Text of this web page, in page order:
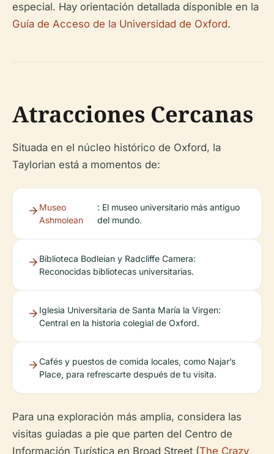
especial. Hay orientación detallada disponible en la
Guía de Acceso de la Universidad de Oxford.
Atracciones Cercanas
Situada en el núcleo histórico de Oxford, la
Taylorian está a momentos de:
Museo
Ashmolean
: El museo universitario más antiguo
del mundo.
Biblioteca Bodleian y Radcliffe Camera:
Reconocidas bibliotecas universitarias.
Iglesia Universitaria de Santa María la Virgen:
Central en la historia colegial de Oxford.
Cafés y puestos de comida locales, como Najar’s
Place, para refrescarte después de tu visita.
Para una exploración más amplia, considera las
visitas guiadas a pie que parten del Centro de
Información Turística en Broad Street (The Crazy